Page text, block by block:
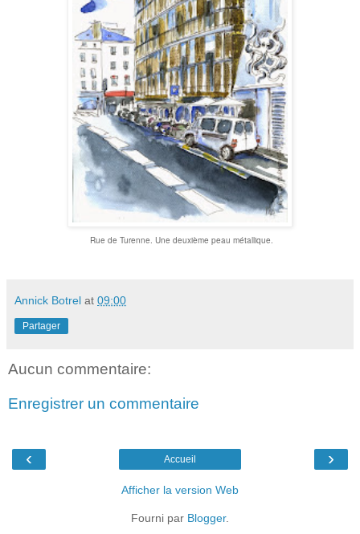
Rue de Turenne. Une deuxième peau métallique.
Annick Botrel at 09:00
Partager
Aucun commentaire:
Enregistrer un commentaire
‹ ›
Accueil
Afficher la version Web
Fourni par Blogger.